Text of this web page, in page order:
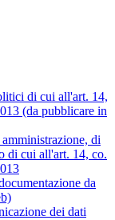
di cui all'art. 14,
(da pubblicare in
di
di cui all'art. 14, co.
da
dei dati